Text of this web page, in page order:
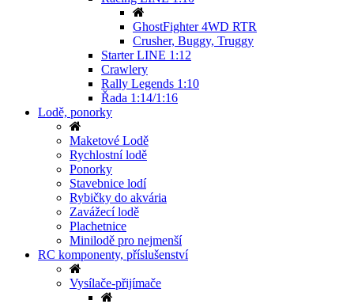
GhostFighter 4WD RTR
Crusher, Buggy, Truggy
Starter LINE 1:12
Crawlery
Rally Legends 1:10
Řada 1:14/1:16
Lodě, ponorky
Maketové Lodě
Rychlostní lodě
Ponorky
Stavebnice lodí
Rybičky do akvária
Zavážecí lodě
Plachetnice
Minilodě pro nejmenší
RC komponenty, příslušenství
Vysílače-přijímače